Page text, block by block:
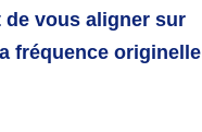
vous aligner sur
fréquence originelle